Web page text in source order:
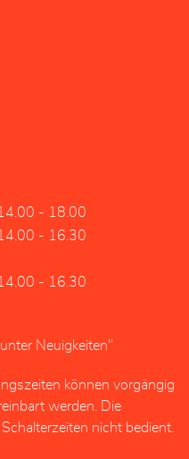
- 18.00
- 16.30
- 16.30
Neuigkeiten"
können vorgängig
werden. Die
nicht bedient.